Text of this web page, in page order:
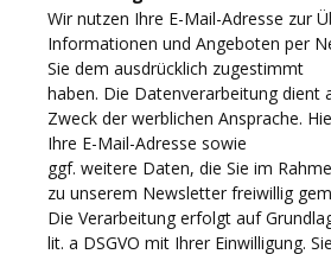
Wir nutzen Ihre E-Mail-Adresse zur
Informationen und Angeboten per
Sie dem ausdrücklich zugestimmt
haben. Die Datenverarbeitung dient
Zweck der werblichen Ansprache.
Ihre E-Mail-Adresse sowie
ggf. weitere Daten, die Sie im
zu unserem Newsletter freiwillig
Die Verarbeitung erfolgt auf
lit. a DSGVO mit Ihrer Einwilligung.